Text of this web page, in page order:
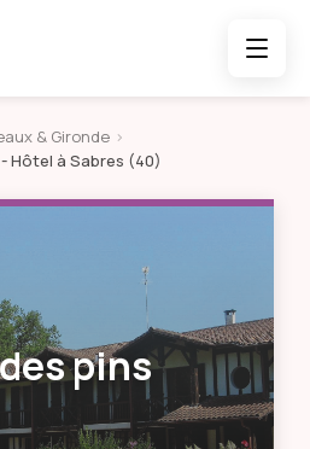
& Gironde >
- Hôtel à Sabres (40)
pins